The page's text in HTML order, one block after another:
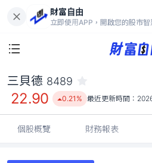
財富自由
立即使用APP，開啟您的股市智
22.90
0.21%
三貝德 8489
22.90 0.21% 最近更新時間：
個股概覽 財務報表